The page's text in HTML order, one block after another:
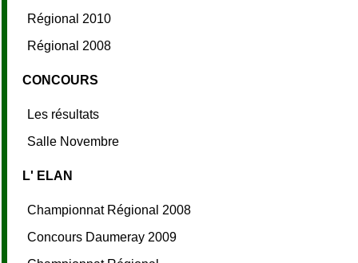
Régional 2010
Régional 2008
CONCOURS
Les résultats
Salle Novembre
L' ELAN
Championnat Régional 2008
Concours Daumeray 2009